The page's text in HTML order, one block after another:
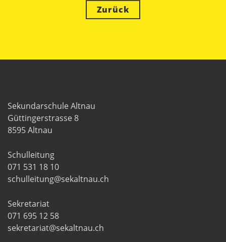
Zurück
Sekundarschule Altnau
Güttingerstrasse 8
8595 Altnau
Schulleitung
071 531 18 10
schulleitung@sekaltnau.ch
Sekretariat
071 695 12 58
sekretariat@sekaltnau.ch